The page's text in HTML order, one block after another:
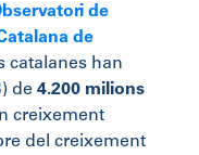
de
de
catalanes han
de 4.200 milions
creixement
del creixement